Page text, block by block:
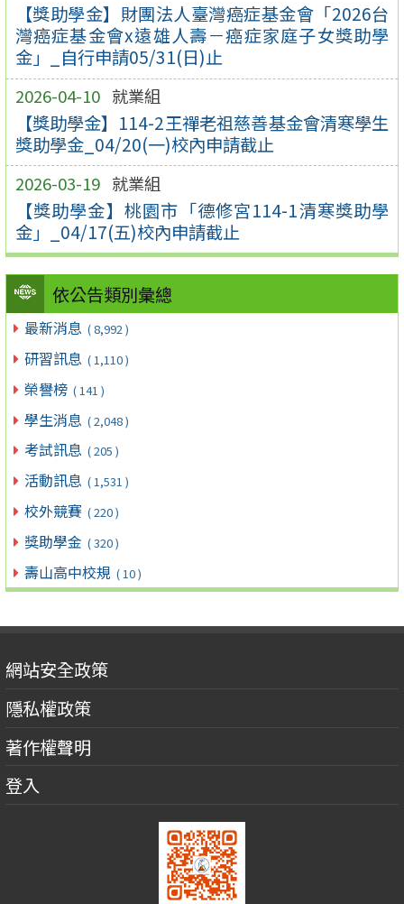
【獎助學金】財團法人臺灣癌症基金會「2026台
灣癌症基金會x遠雄人壽－癌症家庭子女獎助學
金」_自行申請05/31(日)止
2026-04-10 就業組
【獎助學金】114-2王禪老祖慈善基金會清寒學生
獎助學金_04/20(一)校內申請截止
2026-03-19 就業組
【獎助學金】桃園市「德修宮114-1清寒獎助學
金」_04/17(五)校內申請截止
依公告類別彙總
最新消息 ( 8,992 )
研習訊息 ( 1,110 )
榮譽榜 ( 141 )
學生消息 ( 2,048 )
考試訊息 ( 205 )
活動訊息 ( 1,531 )
校外競賽 ( 220 )
獎助學金 ( 320 )
壽山高中校規 ( 10 )
網站安全政策
隱私權政策
著作權聲明
登入